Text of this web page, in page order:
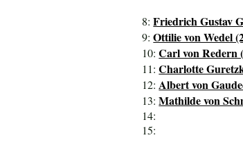
8:Friedrich Gustav
9:Ottilie von Wedel
10:Carl von Redern
11:Charlotte
12:Albert von
13:Mathilde von
14:
15: